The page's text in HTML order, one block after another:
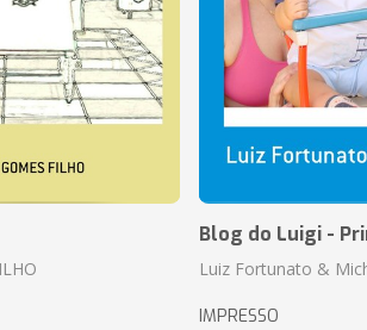
Blog do Luigi -
Luiz Fortunato &
IMPRESSO